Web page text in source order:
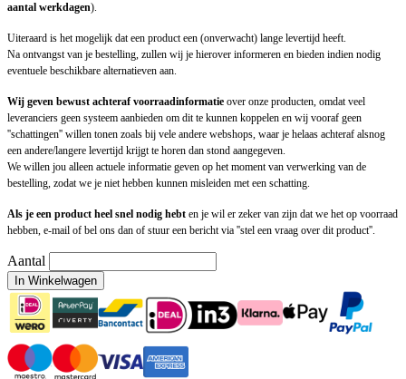
aantal werkdagen).
Uiteraard is het mogelijk dat een product een (onverwacht) lange levertijd heeft.
Na ontvangst van je bestelling, zullen wij je hierover informeren en bieden indien nodig
eventuele beschikbare alternatieven aan.
Wij geven bewust achteraf voorraadinformatie over onze producten, omdat veel
leveranciers geen systeem aanbieden om dit te kunnen koppelen en wij vooraf geen
''schattingen'' willen tonen zoals bij vele andere webshops, waar je helaas achteraf alsnog
een andere/langere levertijd krijgt te horen dan stond aangegeven.
We willen jou alleen actuele informatie geven op het moment van verwerking van de
bestelling, zodat we je niet hebben kunnen misleiden met een schatting.
Als je een product heel snel nodig hebt en je wil er zeker van zijn dat we het op voorraad
hebben, e-mail of bel ons dan of stuur een bericht via ''stel een vraag over dit product''.
Aantal
In Winkelwagen